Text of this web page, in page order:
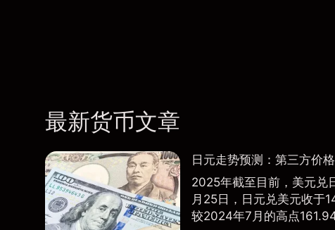
最新货币文章
日元走势预测：第三方价
2025年截至目前，美元兑
月25日，日元兑美元收于
较2024年7月的高点